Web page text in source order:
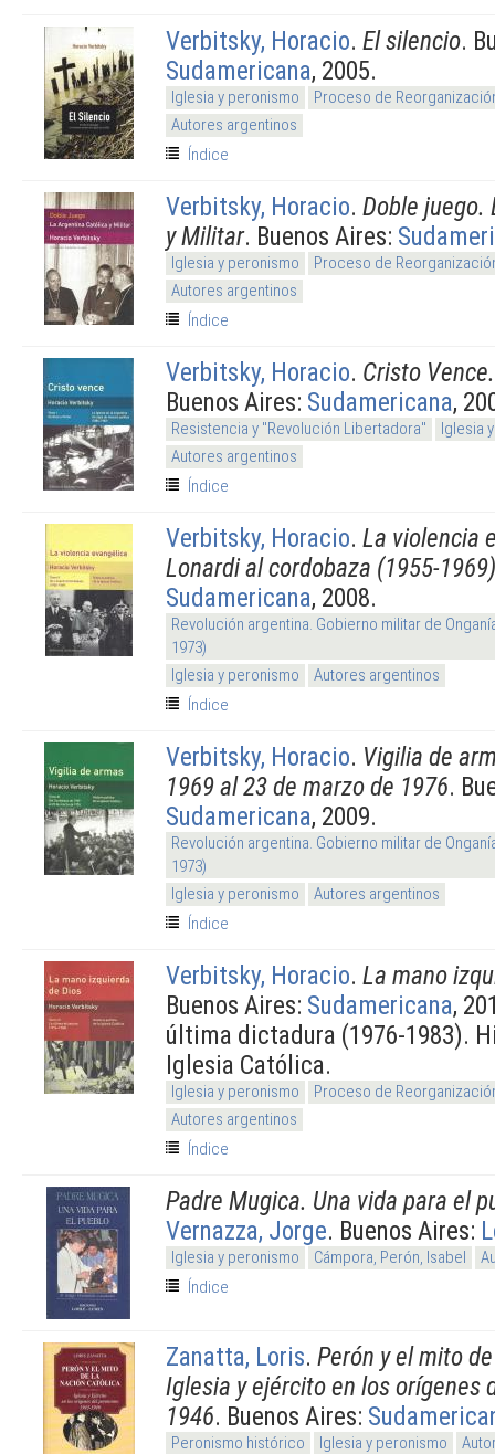
Verbitsky, Horacio. El silencio.
Sudamericana, 2005.
Iglesia y peronismo
Proceso de
Autores argentinos
Índice
Verbitsky, Horacio. Doble juego.
y Militar. Buenos Aires:
Iglesia y peronismo
Proceso de
Autores argentinos
Índice
Verbitsky, Horacio. Cristo
Buenos Aires: Sudamericana,
Resistencia y "Revolución Libertadora"
Iglesia
Autores argentinos
Índice
Verbitsky, Horacio. La violencia
Lonardi al cordobaza (1955-1969)
Sudamericana, 2008.
Revolución argentina. Gobierno militar de
1973)
Iglesia y peronismo
Autores argentinos
Índice
Verbitsky, Horacio. Vigilia de
1969 al 23 de marzo de 1976.
Sudamericana, 2009.
Revolución argentina. Gobierno militar de
1973)
Iglesia y peronismo
Autores argentinos
Índice
Verbitsky, Horacio. La mano
Buenos Aires: Sudamericana,
última dictadura (1976-1983).
Iglesia Católica.
Iglesia y peronismo
Proceso de
Autores argentinos
Índice
Padre Mugica. Una vida para el
Vernazza, Jorge. Buenos Aires:
Iglesia y peronismo Cámpora, Perón, Isabel
Índice
Zanatta, Loris. Perón y el mito
Iglesia y ejército en los orígenes
1946. Buenos Aires:
Peronismo histórico Iglesia y peronismo